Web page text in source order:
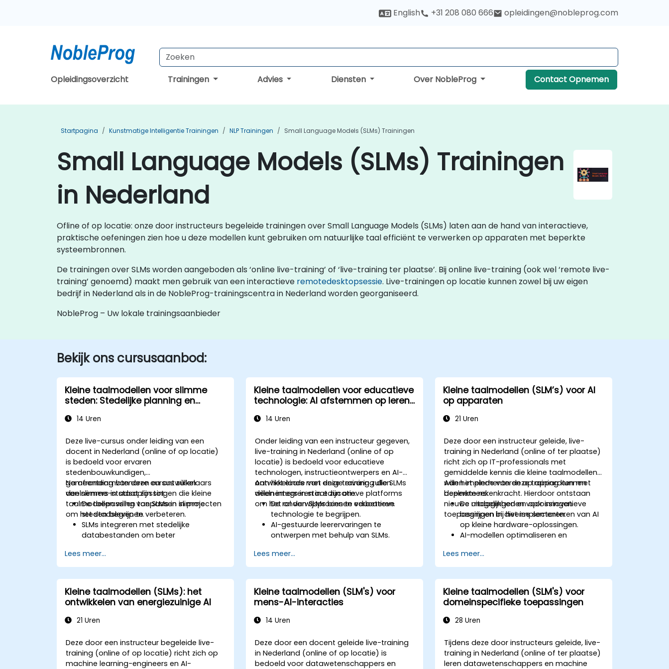
English +31 208 080 666 opleidingen@nobleprog.com
Opleidingsoverzicht Trainingen Advies Diensten Over NobleProg Contact Opnemen
Startpagina Kunstmatige Intelligentie Trainingen NLP Trainingen Small Language Models (SLMs) Trainingen
Small Language Models (SLMs) Trainingen
in Nederland
Ofline of op locatie: onze door instructeurs begeleide trainingen over Small Language Models (SLMs) laten aan de hand van interactieve,
praktische oefeningen zien hoe u deze modellen kunt gebruiken om natuurlijke taal efficiënt te verwerken op apparaten met beperkte
systeembronnen.
De trainingen over SLMs worden aangeboden als ‘online live-training’ of ‘live-training ter plaatse’. Bij online live-training (ook wel ‘remote live-
training’ genoemd) maakt men gebruik van een interactieve remotedesktopsessie. Live-trainingen op locatie kunnen zowel bij uw eigen
bedrijf in Nederland als in de NobleProg-trainingscentra in Nederland worden georganiseerd.
NobleProg – Uw lokale trainingsaanbieder
Bekijk ons cursusaanbod:
Kleine taalmodellen voor slimme
steden: Stedelijke planning en
14 Uren
Deze live-cursus onder leiding van een
docent in Nederland (online of op locatie)
is bedoeld voor ervaren
stedenbouwkundigen,
gemeenteambtenaren en ontwikkelaars
van slimme-stadsoplossingen die kleine
taalmodellen willen toepassen in projecten
om het stadsleven te verbeteren.
Na afronding van deze cursus zullen
deelnemers in staat zijn tot:
De toepassing van SLMs in slimme
steden begrijpen.
SLMs integreren met stedelijke
databestanden om beter
Strategieën ontwikkelen voor de
implementatie van SLMs in
systeembeheer voor steden.
De impact van SLMs op stedelijke
planning en oplossingen voor slimme
steden beoordelen.
Lees meer...
Kleine taalmodellen voor educatieve
technologie: AI afstemmen op leren
14 Uren
Onder leiding van een instructeur gegeven,
live-training in Nederland (online of op
locatie) is bedoeld voor educatieve
technologen, instructieontwerpers en AI-
ontwikkelaars met enige ervaring die SLMs
willen integreren in educatieve platforms
om het onderwijsproces te verbeteren.
Aan het einde van deze training zullen
deelnemers in staat zijn om:
De rol van SLMs binnen educatieve
technologie te begrijpen.
AI-gestuurde leerervaringen te
ontwerpen met behulp van SLMs.
toe te passen.
De effectiviteit van SLMs op het
leerresultaat te beoordelen.
Lees meer...
Kleine taalmodellen (SLM’s) voor AI
op apparaten
21 Uren
Deze door een instructeur geleide, live-
training in Nederland (online of ter plaatse)
richt zich op IT-professionals met
gemiddelde kennis die kleine taalmodellen
willen implementeren op apparaten met
beperkte rekenkracht. Hierdoor ontstaan
nieuwe mogelijkheden voor innovatieve
toepassingen in diverse sectoren.
Aan het einde van deze training kunnen
deelnemers:
De uitdagingen en oplossingen
begrijpen bij het implementeren van AI
op kleine hardware-oplossingen.
AI-modellen optimaliseren en
op apparaten.
Moderne AI-frameworks en -tools
benutten voor implementatie van
modellen op apparaten.
In realtime functionerende AI-
toepassingen ontwerpen en
ontwikkelen voor mobiele en IoT-
De beveiliging en privacy van AI-
systemen op apparaten evalueren en
garanderen.
Lees meer...
Kleine taalmodellen (SLMs): het
ontwikkelen van energiezuinige AI
21 Uren
Deze door een instructeur begeleide live-
training (online of op locatie) richt zich op
machine learning-engineers en AI-
Kleine taalmodellen (SLM's) voor
mens-AI-interacties
14 Uren
Deze door een docent geleide live-training
in Nederland (online of op locatie) is
bedoeld voor datawetenschappers en
Kleine taalmodellen (SLM's) voor
domeinspecifieke toepassingen
28 Uren
Tijdens deze door instructeurs geleide, live-
training in Nederland (online of ter plaatse)
leren datawetenschappers en machine